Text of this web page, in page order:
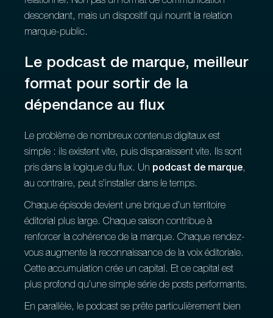
descendant, mais un dispositif qui nourrit la relation
marque-public.
Le podcast de marque, meilleur
format pour sortir de la
dépendance au flux
Le problème de nombreux contenus digitaux est
simple : ils existent vite, puis disparaissent vite. Ils sont
pris dans la logique du flux. Un podcast de marque,
au contraire, peut s’installer dans le temps.
Chaque épisode devient une brique d’un territoire
éditorial plus large. Chaque saison contribue à
renforcer la cohérence de la marque. Chaque rendez-
vous augmente la reconnaissance de la voix éditoriale.
Cette accumulation crée un capital. Et ce capital est
plus profond qu’une simple série de posts performants.
En parallèle, le podcast se prête particulièrement bien